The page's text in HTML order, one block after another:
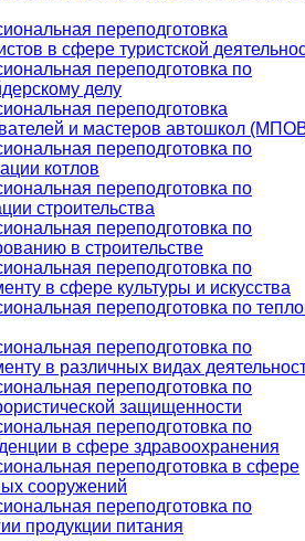
переподготовка
в сфере туристской
переподготовка по
делу
переподготовка
и мастеров автошкол
переподготовка по
котлов
переподготовка по
строительства
переподготовка по
в строительстве
переподготовка по
в сфере культуры и искусства
переподготовка по
переподготовка по
в различных видах
переподготовка по
защищенности
переподготовка по
в сфере здравоохранения
переподготовка в сфере
сооружений
переподготовка по
продукции питания